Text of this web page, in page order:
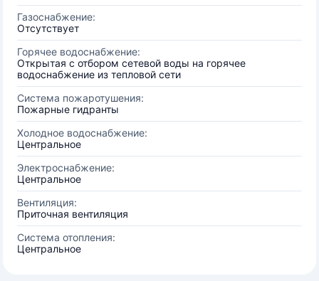
Газоснабжение:
Отсутствует
Горячее водоснабжение:
Открытая с отбором сетевой воды на горячее
водоснабжение из тепловой сети
Система пожаротушения:
Пожарные гидранты
Холодное водоснабжение:
Центральное
Электроснабжение:
Центральное
Вентиляция:
Приточная вентиляция
Система отопления:
Центральное